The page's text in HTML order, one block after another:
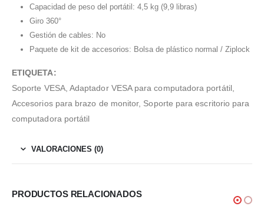
Capacidad de peso del portátil: 4,5 kg (9,9 libras)
Giro 360°
Gestión de cables: No
Paquete de kit de accesorios: Bolsa de plástico normal / Ziplock
ETIQUETA:
Soporte VESA, Adaptador VESA para computadora portátil,
Accesorios para brazo de monitor, Soporte para escritorio para
computadora portátil
VALORACIONES (0)
PRODUCTOS RELACIONADOS